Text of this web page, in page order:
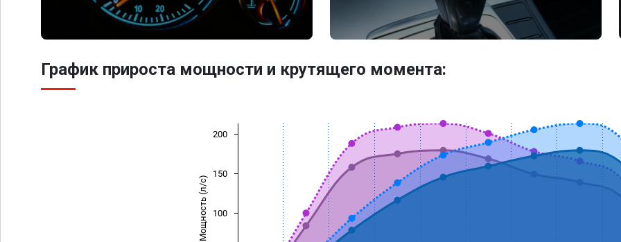
График прироста мощности и крутящего момента:
Мощность (л/с) 100
150
200